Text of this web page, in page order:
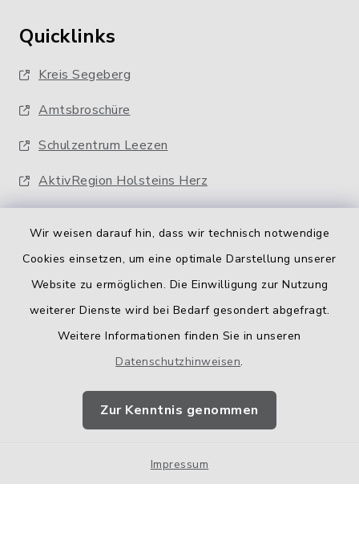
Wir weisen darauf hin, dass wir technisch notwendige
Cookies einsetzen, um eine optimale Darstellung unserer
Website zu ermöglichen. Die Einwilligung zur Nutzung
weiterer Dienste wird bei Bedarf gesondert abgefragt.
Weitere Informationen finden Sie in unseren
Datenschutzhinweisen.
Zur Kenntnis genommen
Impressum
Quicklinks
Kreis Segeberg
Amtsbroschüre
Schulzentrum Leezen
AktivRegion Holsteins Herz
Barrierefreiheit
Impressum
Sitemap